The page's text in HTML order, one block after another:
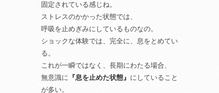
固定されている感じね。
ストレスのかかった状態では、
呼吸を止めぎみにしているものなの。
ショックな体験では、完全に、息をとめてい
る。
これが一瞬ではなく、長期にわたる場合、
無意識に
『息を止めた状態』 にしていること
が多い。